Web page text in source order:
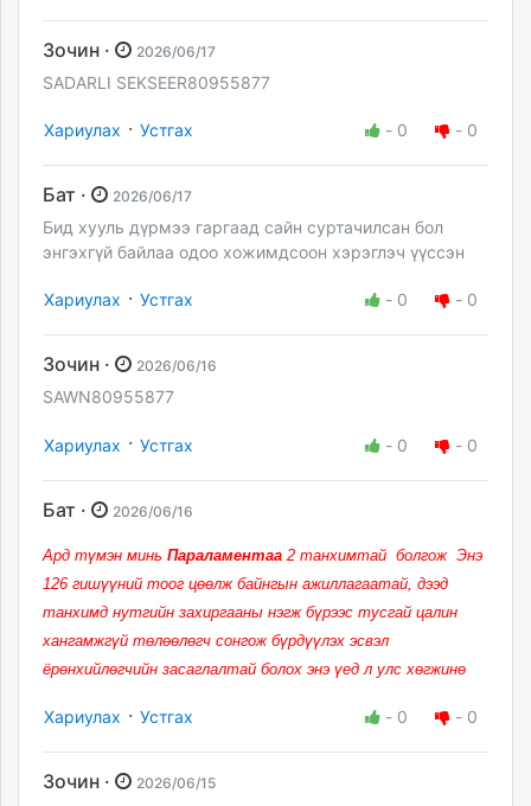
Зочин · 2026/06/17
SADARLI SEKSEER80955877
Хариулах · Устгах - 0 - 0
Бат · 2026/06/17
Бид хууль дүрмээ гаргаад сайн суртачилсан бол
энгэхгүй байлаа одоо хожимдсоон хэрэглэч үүссэн
Хариулах · Устгах - 0 - 0
Зочин · 2026/06/16
SAWN80955877
Хариулах · Устгах - 0 - 0
Бат · 2026/06/16
Ард түмэн минь Параламентаа 2 танхимтай болгож Энэ
126 гишүүний тоог цөөлж байнгын ажиллагаатай, дээд
танхимд нутгийн захиргааны нэгж бүрээс тусгай цалин
хангамжгүй төлөөлөгч сонгож бүрдүүлэх эсвэл
ёрөнхийлөгчийн засаглалтай болох энэ үед л улс хөгжинө
Хариулах · Устгах - 0 - 0
Зочин · 2026/06/15